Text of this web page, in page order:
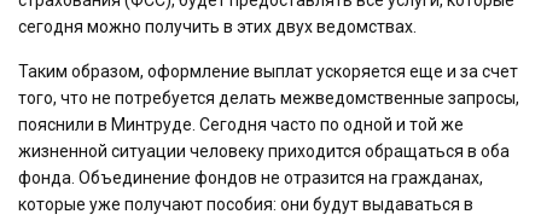
сегодня можно получить в этих двух ведомствах.
Таким образом, оформление выплат ускоряется еще и за счет
того, что не потребуется делать межведомственные запросы,
пояснили в Минтруде. Сегодня часто по одной и той же
жизненной ситуации человеку приходится обращаться в оба
фонда. Объединение фондов не отразится на гражданах,
которые уже получают пособия: они будут выдаваться в